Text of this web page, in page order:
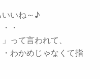
いね～♪
・
って言われて、
わかめじゃなくて指